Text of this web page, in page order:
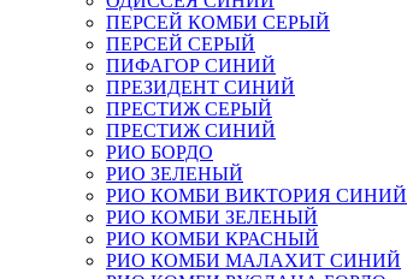
ПЕРСЕЙ КОМБИ СЕРЫЙ
ПЕРСЕЙ СЕРЫЙ
ПИФАГОР СИНИЙ
ПРЕЗИДЕНТ СИНИЙ
ПРЕСТИЖ СЕРЫЙ
ПРЕСТИЖ СИНИЙ
РИО БОРДО
РИО ЗЕЛЕНЫЙ
РИО КОМБИ ВИКТОРИЯ СИНИЙ
РИО КОМБИ ЗЕЛЕНЫЙ
РИО КОМБИ КРАСНЫЙ
РИО КОМБИ МАЛАХИТ СИНИЙ